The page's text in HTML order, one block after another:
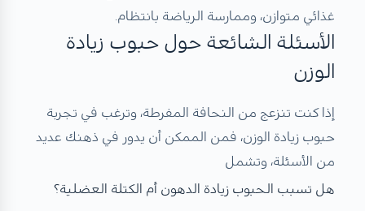
غذائي متوازن، وممارسة الرياضة بانتظام.
الأسئلة الشائعة حول حبوب زيادة
الوزن
إذا كنت تنزعج من النحافة المفرطة، وترغب في تجربة
حبوب زيادة الوزن، فمن الممكن أن يدور في ذهنك عديد
من الأسئلة، وتشمل
هل تسبب الحبوب زيادة الدهون أم الكتلة العضلية؟